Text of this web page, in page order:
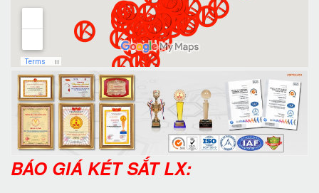
BÁO GIÁ KÉT SẮT LX: